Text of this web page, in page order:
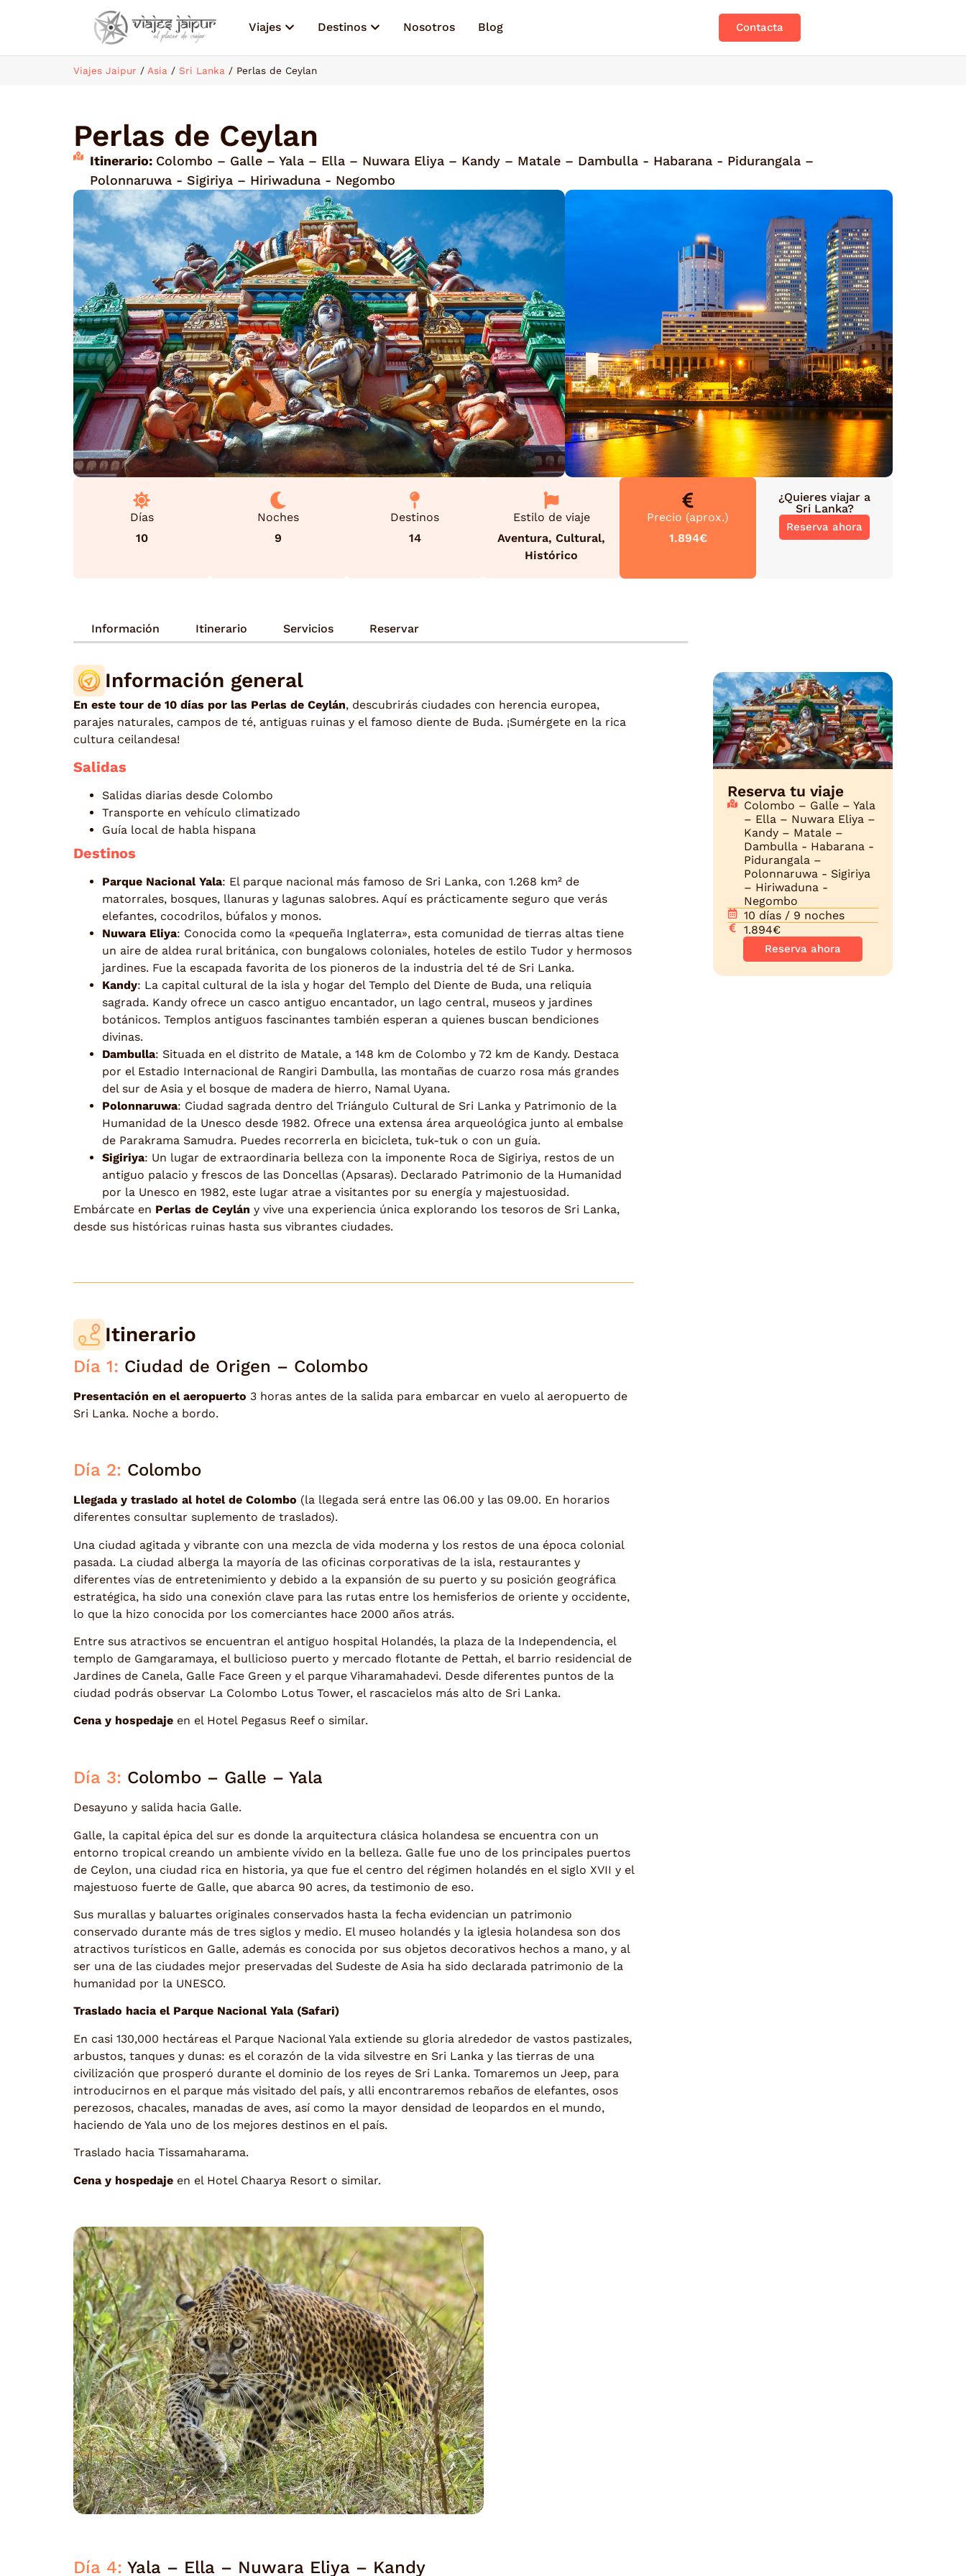
Viajes Destinos Nosotros Blog Contacta
Viajes Jaipur / Asia / Sri Lanka / Perlas de Ceylan
Perlas de Ceylan
Itinerario: Colombo – Galle – Yala – Ella – Nuwara Eliya – Kandy – Matale – Dambulla - Habarana - Pidurangala –
Polonnaruwa - Sigiriya – Hiriwaduna - Negombo
Días
10
Noches
9
Destinos
14
Estilo de viaje
Aventura, Cultural,
Histórico
Precio (aprox.)
1.894€
¿Quieres viajar a
Sri Lanka?
Reserva ahora
Información Itinerario Servicios Reservar
Información general
En este tour de 10 días por las Perlas de Ceylán, descubrirás ciudades con herencia europea,
parajes naturales, campos de té, antiguas ruinas y el famoso diente de Buda. ¡Sumérgete en la rica
cultura ceilandesa!
Salidas
Salidas diarias desde Colombo
Transporte en vehículo climatizado
Guía local de habla hispana
Destinos
Parque Nacional Yala: El parque nacional más famoso de Sri Lanka, con 1.268 km² de
matorrales, bosques, llanuras y lagunas salobres. Aquí es prácticamente seguro que verás
elefantes, cocodrilos, búfalos y monos.
Nuwara Eliya: Conocida como la «pequeña Inglaterra», esta comunidad de tierras altas tiene
un aire de aldea rural británica, con bungalows coloniales, hoteles de estilo Tudor y hermosos
jardines. Fue la escapada favorita de los pioneros de la industria del té de Sri Lanka.
Kandy: La capital cultural de la isla y hogar del Templo del Diente de Buda, una reliquia
sagrada. Kandy ofrece un casco antiguo encantador, un lago central, museos y jardines
botánicos. Templos antiguos fascinantes también esperan a quienes buscan bendiciones
divinas.
Dambulla: Situada en el distrito de Matale, a 148 km de Colombo y 72 km de Kandy. Destaca
por el Estadio Internacional de Rangiri Dambulla, las montañas de cuarzo rosa más grandes
del sur de Asia y el bosque de madera de hierro, Namal Uyana.
Polonnaruwa: Ciudad sagrada dentro del Triángulo Cultural de Sri Lanka y Patrimonio de la
Humanidad de la Unesco desde 1982. Ofrece una extensa área arqueológica junto al embalse
de Parakrama Samudra. Puedes recorrerla en bicicleta, tuk-tuk o con un guía.
Sigiriya: Un lugar de extraordinaria belleza con la imponente Roca de Sigiriya, restos de un
antiguo palacio y frescos de las Doncellas (Apsaras). Declarado Patrimonio de la Humanidad
por la Unesco en 1982, este lugar atrae a visitantes por su energía y majestuosidad.
Embárcate en Perlas de Ceylán y vive una experiencia única explorando los tesoros de Sri Lanka,
desde sus históricas ruinas hasta sus vibrantes ciudades.
Itinerario
Día 1: Ciudad de Origen – Colombo
Presentación en el aeropuerto 3 horas antes de la salida para embarcar en vuelo al aeropuerto de
Sri Lanka. Noche a bordo.
Día 2: Colombo
Llegada y traslado al hotel de Colombo (la llegada será entre las 06.00 y las 09.00. En horarios
diferentes consultar suplemento de traslados).
Una ciudad agitada y vibrante con una mezcla de vida moderna y los restos de una época colonial
pasada. La ciudad alberga la mayoría de las oficinas corporativas de la isla, restaurantes y
diferentes vías de entretenimiento y debido a la expansión de su puerto y su posición geográfica
estratégica, ha sido una conexión clave para las rutas entre los hemisferios de oriente y occidente,
lo que la hizo conocida por los comerciantes hace 2000 años atrás.
Entre sus atractivos se encuentran el antiguo hospital Holandés, la plaza de la Independencia, el
templo de Gamgaramaya, el bullicioso puerto y mercado flotante de Pettah, el barrio residencial de
Jardines de Canela, Galle Face Green y el parque Viharamahadevi. Desde diferentes puntos de la
ciudad podrás observar La Colombo Lotus Tower, el rascacielos más alto de Sri Lanka.
Cena y hospedaje en el Hotel Pegasus Reef o similar.
Día 3: Colombo – Galle – Yala
Desayuno y salida hacia Galle.
Galle, la capital épica del sur es donde la arquitectura clásica holandesa se encuentra con un
entorno tropical creando un ambiente vívido en la belleza. Galle fue uno de los principales puertos
de Ceylon, una ciudad rica en historia, ya que fue el centro del régimen holandés en el siglo XVII y el
majestuoso fuerte de Galle, que abarca 90 acres, da testimonio de eso.
Sus murallas y baluartes originales conservados hasta la fecha evidencian un patrimonio
conservado durante más de tres siglos y medio. El museo holandés y la iglesia holandesa son dos
atractivos turísticos en Galle, además es conocida por sus objetos decorativos hechos a mano, y al
ser una de las ciudades mejor preservadas del Sudeste de Asia ha sido declarada patrimonio de la
humanidad por la UNESCO.
Traslado hacia el Parque Nacional Yala (Safari)
En casi 130,000 hectáreas el Parque Nacional Yala extiende su gloria alrededor de vastos pastizales,
arbustos, tanques y dunas: es el corazón de la vida silvestre en Sri Lanka y las tierras de una
civilización que prosperó durante el dominio de los reyes de Sri Lanka. Tomaremos un Jeep, para
introducirnos en el parque más visitado del país, y alli encontraremos rebaños de elefantes, osos
perezosos, chacales, manadas de aves, así como la mayor densidad de leopardos en el mundo,
haciendo de Yala uno de los mejores destinos en el país.
Traslado hacia Tissamaharama.
Cena y hospedaje en el Hotel Chaarya Resort o similar.
Día 4: Yala – Ella – Nuwara Eliya – Kandy
Reserva tu viaje
Colombo – Galle – Yala
– Ella – Nuwara Eliya –
Kandy – Matale –
Dambulla - Habarana -
Pidurangala –
Polonnaruwa - Sigiriya
– Hiriwaduna -
Negombo
10 días / 9 noches
1.894€
Reserva ahora